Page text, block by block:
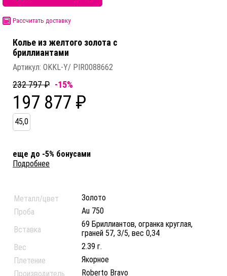
Рассчитать доставку
Колье из желтого золота c
бриллиантами
Артикул: OKKL-Y/ PIR0088662
232 797 ₽ -15%
197 877 ₽
45,0
еще до -5% бонусами
Подробнее
Металл/цвет
Золото
Проба
Au 750
Вставка
69 Бриллиантов, огранка круглая,
граней 57, 3/5, вес 0,34
Вес
2.39 г.
Плетение
Якорное
Производитель
Roberto Bravo